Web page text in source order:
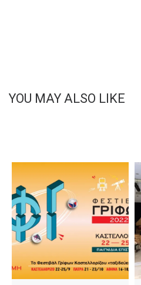
YOU MAY ALSO LIKE